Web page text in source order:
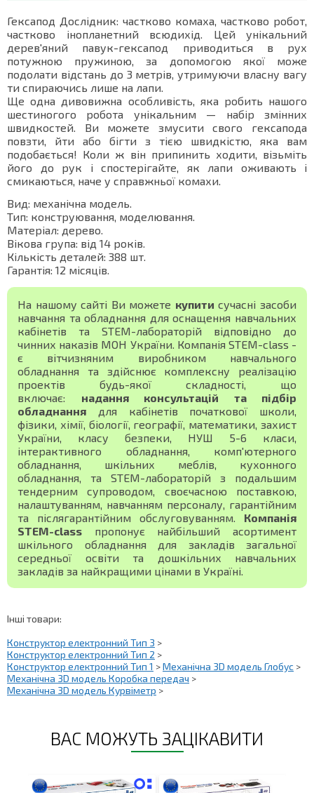
Гексапод Дослідник: частково комаха, частково робот,
частково інопланетний всюдихід. Цей унікальний
дерев'яний павук-гексапод приводиться в рух
потужною пружиною, за допомогою якої може
подолати відстань до 3 метрів, утримуючи власну вагу
ти спираючись лише на лапи.
Ще одна дивовижна особливість, яка робить нашого
шестиногого робота унікальним — набір змінних
швидкостей. Ви можете змусити свого гексапода
повзти, йти або бігти з тією швидкістю, яка вам
подобається! Коли ж він припинить ходити, візьміть
його до рук і спостерігайте, як лапи оживають і
смикаються, наче у справжньої комахи.
Вид: механічна модель.
Тип: конструювання, моделювання.
Матеріал: дерево.
Вікова група: від 14 років.
Кількість деталей: 388 шт.
Гарантія: 12 місяців.
На нашому сайті Ви можете купити сучасні засоби
навчання та обладнання для оснащення навчальних
кабінетів та STEM-лабораторій відповідно до
чинних наказів МОН України. Компанія STEM-class -
є вітчизняним виробником навчального
обладнання та здійснює комплексну реалізацію
проектів будь-якої складності, що
включає: надання консультацій та підбір
обладнання для кабінетів початкової школи,
фізики, хімії, біології, географії, математики, захист
України, класу безпеки, НУШ 5-6 класи,
інтерактивного обладнання, комп'ютерного
обладнання, шкільних меблів, кухонного
обладнання, та STEM-лабораторій з подальшим
тендерним супроводом, своєчасною поставкою,
налаштуванням, навчанням персоналу, гарантійним
та післягарантійним обслуговуванням. Компанія
STEM-class пропонує найбільший асортимент
шкільного обладнання для закладів загальної
середньої освіти та дошкільних навчальних
закладів за найкращими цінами в Україні.
Інші товари:
Конструктор електронний Тип 3 >
Конструктор електронний Тип 2 >
Конструктор електронний Тип 1 >Механічна 3D модель Глобус >
Механічна 3D модель Коробка передач >
Механічна 3D модель Курвіметр >
ВАС МОЖУТЬ ЗАЦІКАВИТИ